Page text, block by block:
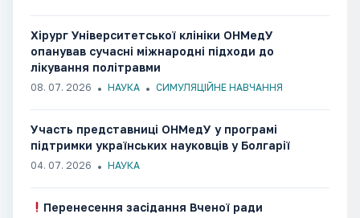
Хірург Університетської клініки ОНМедУ
опанував сучасні міжнародні підходи до
лікування політравми
08. 07. 2026 НАУКА СИМУЛЯЦІЙНЕ НАВЧАННЯ
Участь представниці ОНМедУ у програмі
підтримки українських науковців у Болгарії
04. 07. 2026 НАУКА
Перенесення засідання Вченої ради